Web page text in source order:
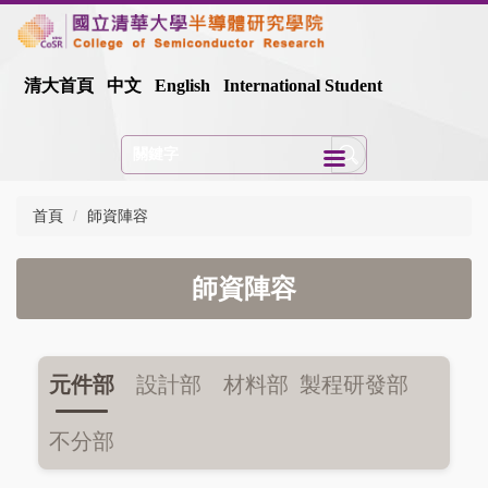
到
要清大首頁 中文 English International Student
首頁 師資陣容
師資陣容
元件部 設計部 材料部 製程研發部
不分部